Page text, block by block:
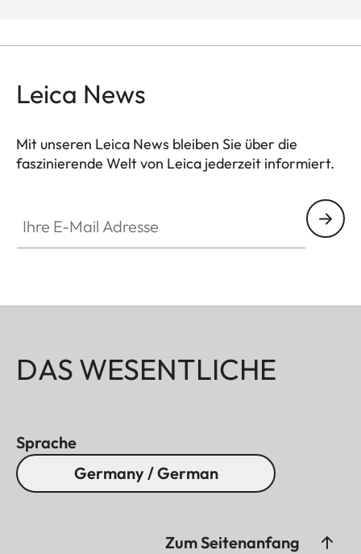
Leica News
Mit unseren Leica News bleiben Sie über die
faszinierende Welt von Leica jederzeit informiert.
DAS WESENTLICHE
Sprache
Germany / German
Zum Seitenanfang